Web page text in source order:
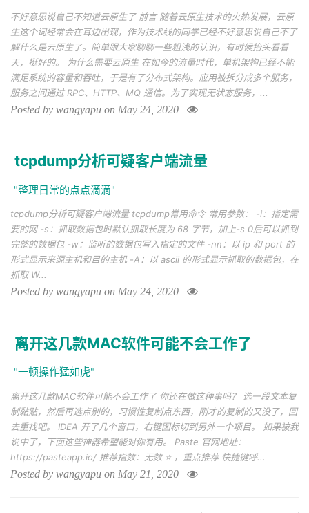
不好意思说自己不知道云原生了 前言 随着云原生技术的火热发展，云原
生这个词经常会在耳边出现，作为技术线的同学已经不好意思说自己不了
解什么是云原生了。简单跟大家聊聊一些粗浅的认识，有时候抬头看看
天，挺好的。 为什么需要云原生 在如今的流量时代，单机架构已经不能
满足系统的容量和吞吐，于是有了分布式架构。应用被拆分成多个服务，
服务之间通过 RPC、HTTP、MQ 通信。为了实现无状态服务，...
Posted by wangyapu on May 24, 2020 |
tcpdump分析可疑客户端流量
"整理日常的点点滴滴"
tcpdump分析可疑客户端流量 tcpdump常用命令 常用参数： -i：指定需
要的网 -s：抓取数据包时默认抓取长度为 68 字节，加上-s 0后可以抓到
完整的数据包 -w：监听的数据包写入指定的文件 -nn：以 ip 和 port 的
形式显示来源主机和目的主机 -A：以 ascii 的形式显示抓取的数据包，在
抓取 W...
Posted by wangyapu on May 24, 2020 |
离开这几款MAC软件可能不会工作了
"一顿操作猛如虎"
离开这几款MAC软件可能不会工作了 你还在做这种事吗？ 选一段文本复
制黏贴，然后再选点别的，习惯性复制点东西，刚才的复制的又没了，回
去重找吧。 IDEA 开了几个窗口，右键图标切到另外一个项目。 如果被我
说中了，下面这些神器希望能对你有用。 Paste 官网地址：
https://pasteapp.io/ 推荐指数：无数 ⭐️ ，重点推荐 快捷键呼...
Posted by wangyapu on May 21, 2020 |